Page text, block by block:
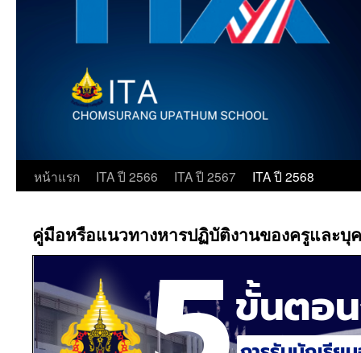
ข้าม
ยัง
หน้าแรก ITA ปี 2566 ITA ปี 2567 ITA ปี 2568
คู่มือหรือแนวทางหารปฏิบัติงานของครูและบุ